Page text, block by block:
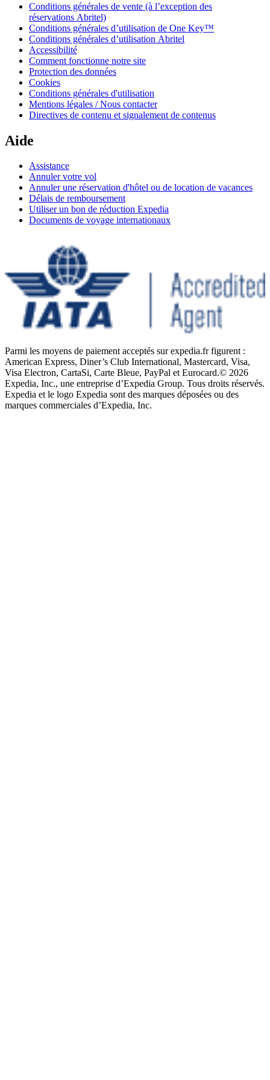
Conditions générales de vente (à l’exception des
réservations Abritel)
Conditions générales d’utilisation de One Key™
Conditions générales d’utilisation Abritel
Accessibilité
Comment fonctionne notre site
Protection des données
Cookies
Conditions générales d'utilisation
Mentions légales / Nous contacter
Directives de contenu et signalement de contenus
Aide
Assistance
Annuler votre vol
Annuler une réservation d'hôtel ou de location de vacances
Délais de remboursement
Utiliser un bon de réduction Expedia
Documents de voyage internationaux
Parmi les moyens de paiement acceptés sur expedia.fr figurent :
American Express, Diner’s Club International, Mastercard, Visa,
Visa Electron, CartaSi, Carte Bleue, PayPal et Eurocard.© 2026
Expedia, Inc., une entreprise d’Expedia Group. Tous droits réservés.
Expedia et le logo Expedia sont des marques déposées ou des
marques commerciales d’Expedia, Inc.